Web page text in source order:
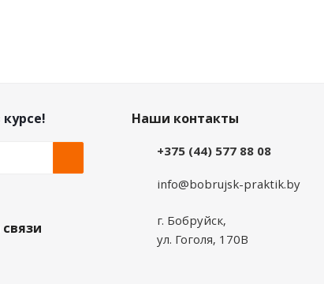
Наши контакты
+375 (44) 577 88 08
info@bobrujsk-praktik.by
г. Бобруйск,
ул. Гоголя, 170В